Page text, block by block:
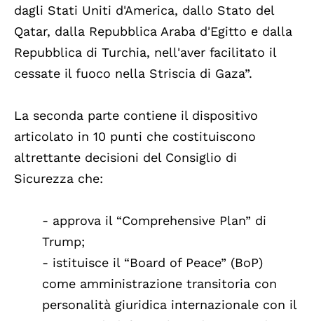
dagli Stati Uniti d'America, dallo Stato del
Qatar, dalla Repubblica Araba d'Egitto e dalla
Repubblica di Turchia, nell'aver facilitato il
cessate il fuoco nella Striscia di Gaza”.
La seconda parte contiene il dispositivo
articolato in 10 punti che costituiscono
altrettante decisioni del Consiglio di
Sicurezza che:
- approva il “Comprehensive Plan” di
Trump;
- istituisce il “Board of Peace” (BoP)
come amministrazione transitoria con
personalità giuridica internazionale con il